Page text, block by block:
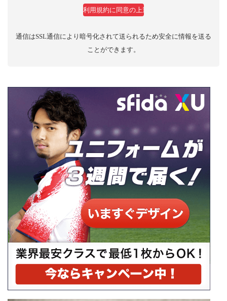
通信はSSL通信により暗号化されて送られるため安全に情報を送る
ことができます。